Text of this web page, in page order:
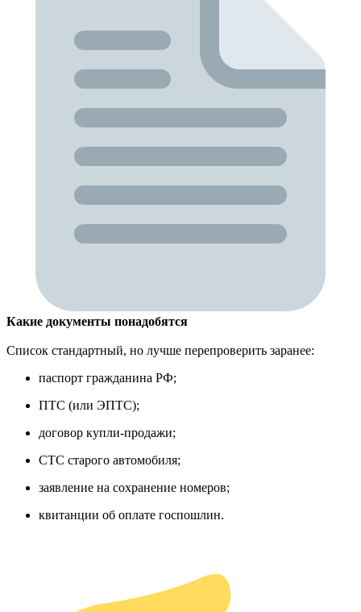
Какие документы понадобятся
Список стандартный, но лучше перепроверить заранее:
паспорт гражданина РФ;
ПТС (или ЭПТС);
договор купли-продажи;
СТС старого автомобиля;
заявление на сохранение номеров;
квитанции об оплате госпошлин.